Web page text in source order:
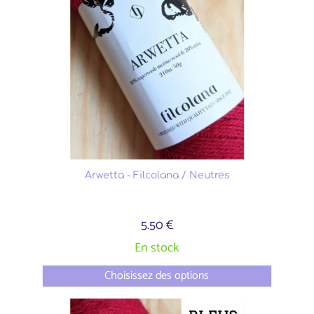
Arwetta - Filcolana / Neutres
5.50 €
En stock
Choisissez des options